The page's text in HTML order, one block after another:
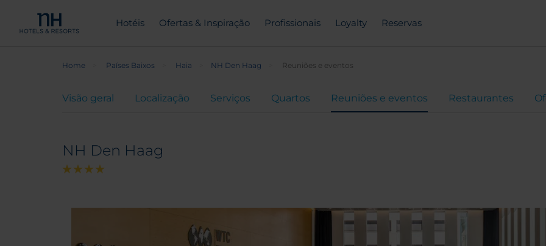
Hotéis Ofertas & Inspiração Profissionais Loyalty Reservas
Home Países Baixos Haia NH Den Haag Reuniões e eventos
Visão geral Localização Serviços Quartos Reuniões e eventos Restaurantes
NH Den Haag